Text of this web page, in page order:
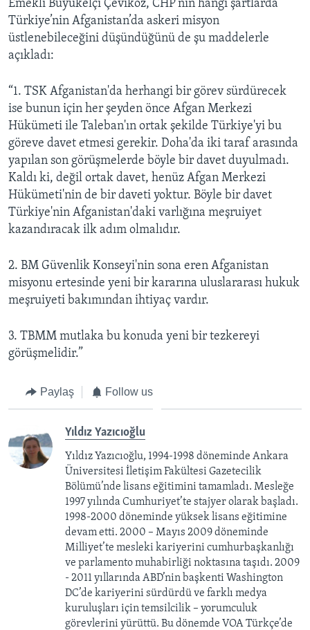
Emekli Büyükelçi Çeviköz, CHP’nin hangi şartlarda
Türkiye’nin Afganistan’da askeri misyon
üstlenebileceğini düşündüğünü de şu maddelerle
açıkladı:
“1. TSK Afganistan'da herhangi bir görev sürdürecek
ise bunun için her şeyden önce Afgan Merkezi
Hükümeti ile Taleban'ın ortak şekilde Türkiye'yi bu
göreve davet etmesi gerekir. Doha'da iki taraf arasında
yapılan son görüşmelerde böyle bir davet duyulmadı.
Kaldı ki, değil ortak davet, henüz Afgan Merkezi
Hükümeti'nin de bir daveti yoktur. Böyle bir davet
Türkiye'nin Afganistan'daki varlığına meşruiyet
kazandıracak ilk adım olmalıdır.
2. BM Güvenlik Konseyi'nin sona eren Afganistan
misyonu ertesinde yeni bir kararına uluslararası hukuk
meşruiyeti bakımından ihtiyaç vardır.
3. TBMM mutlaka bu konuda yeni bir tezkereyi
görüşmelidir.”
Paylaş Follow us
Yıldız Yazıcıoğlu
Yıldız Yazıcıoğlu, 1994-1998 döneminde Ankara
Üniversitesi İletişim Fakültesi Gazetecilik
Bölümü’nde lisans eğitimini tamamladı. Mesleğe
1997 yılında Cumhuriyet’te stajyer olarak başladı.
1998-2000 döneminde yüksek lisans eğitimine
devam etti. 2000 – Mayıs 2009 döneminde
Milliyet’te mesleki kariyerini cumhurbaşkanlığı
ve parlamento muhabirliği noktasına taşıdı. 2009
- 2011 yıllarında ABD’nin başkenti Washington
DC’de kariyerini sürdürdü ve farklı medya
kuruluşları için temsilcilik – yorumculuk
görevlerini yürüttü. Bu dönemde VOA Türkçe’de